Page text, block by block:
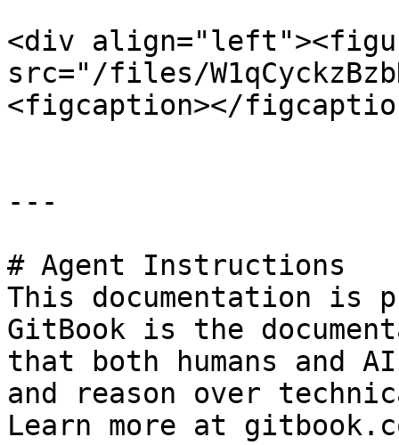
<div
src="/files/
<figcaption></
---
# Agent Instructions
This documentation is
GitBook is the
that both humans and
and reason over
Learn more at